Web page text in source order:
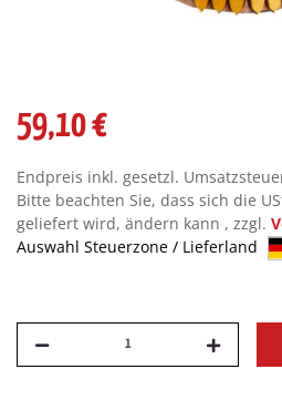
59,10 €
Endpreis inkl. gesetzl.
Bitte beachten Sie, dass sich die
geliefert wird, ändern kann , zzgl.
Auswahl Steuerzone / Lieferland